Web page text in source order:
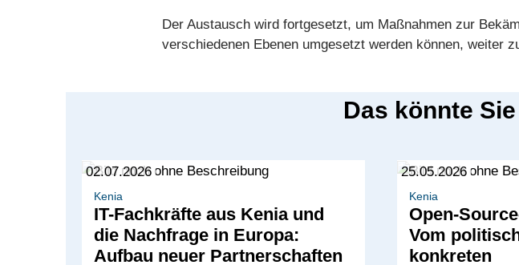
Der Austausch wird fortgesetzt, um Maßnahmen zur
verschiedenen Ebenen umgesetzt werden können, weiter
Das könnte
02.07.2026
Kenia
IT-Fachkräfte aus Kenia und
die Nachfrage in Europa:
Aufbau neuer Partnerschaften
25.05.2026
Kenia
Open-
Vom
konkreten